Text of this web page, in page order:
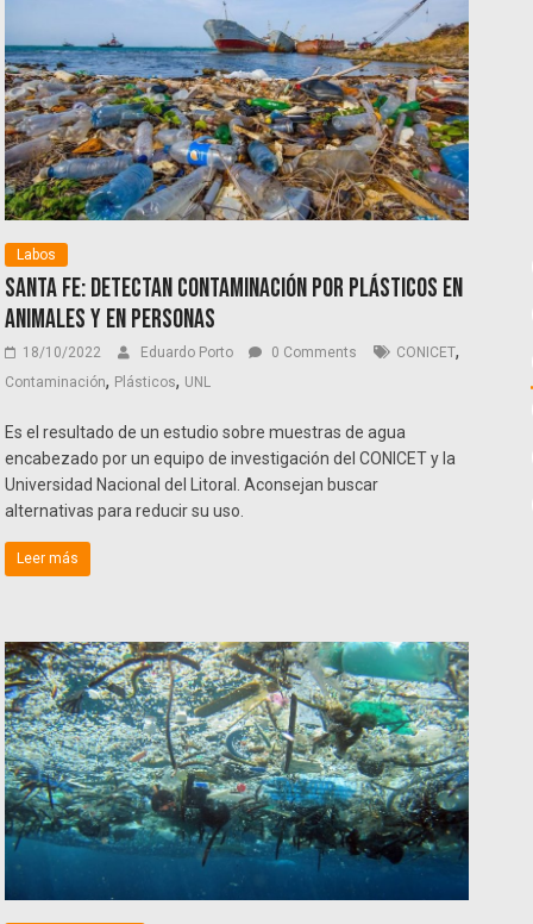
Labos
Santa Fe: detectan contaminación por plásticos en
animales y en personas
18/10/2022 Eduardo Porto 0 Comments CONICET,
Contaminación, Plásticos, UNL
Es el resultado de un estudio sobre muestras de agua
encabezado por un equipo de investigación del CONICET y la
Universidad Nacional del Litoral. Aconsejan buscar
alternativas para reducir su uso.
Leer más